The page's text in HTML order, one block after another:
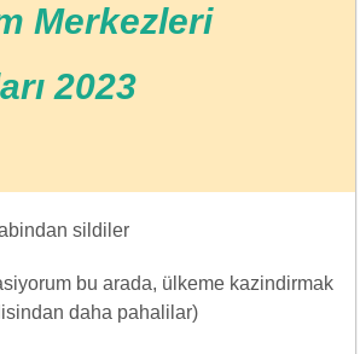
Merkezleri
2023
sildiler
bu arada, ülkeme kazindirmak
daha pahalilar)